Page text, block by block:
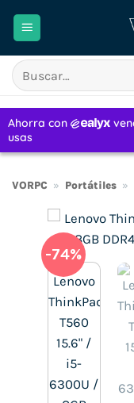
Buscar
por:
VORPC » Portátiles »
-74%